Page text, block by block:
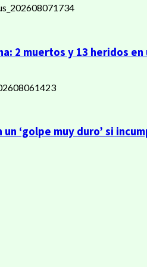
2 muertos y 13 heridos
‘golpe muy duro’ si